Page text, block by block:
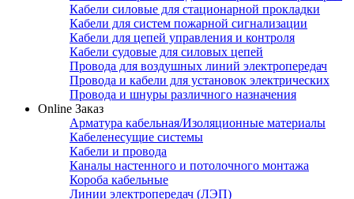
Кабели силовые для стационарной прокладки
Кабели для систем пожарной сигнализации
Кабели для цепей управления и контроля
Кабели судовые для силовых цепей
Провода для воздушных линий электропередач
Провода и кабели для установок электрических
Провода и шнуры различного назначения
Online Заказ
Арматура кабельная/Изоляционные материалы
Кабеленесущие системы
Кабели и провода
Каналы настенного и потолочного монтажа
Короба кабельные
Линии электропередач (ЛЭП)